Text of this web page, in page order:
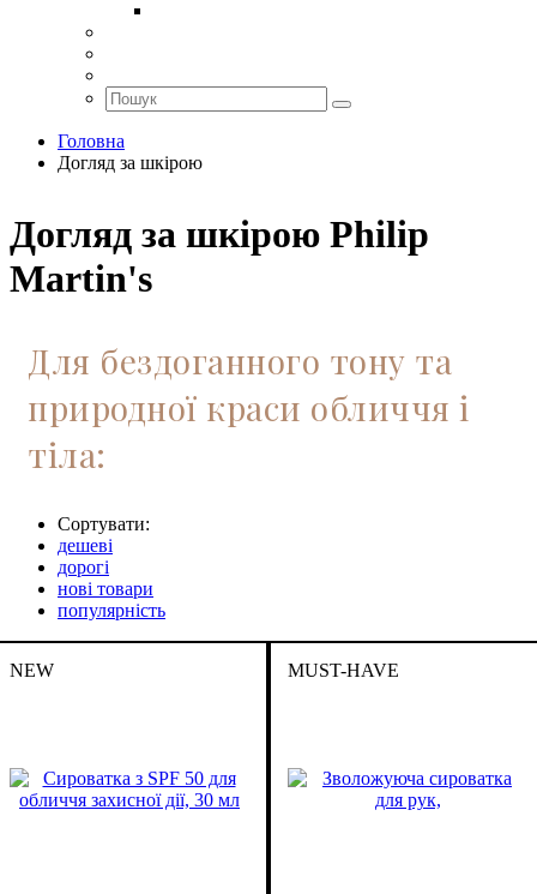
Головна
Догляд за шкірою
Догляд за шкірою Philip
Martin's
Для бездоганного тону та
природної краси обличчя і
тіла:
Сортувати:
дешеві
дорогі
нові товари
популярність
NEW MUST-HAVE